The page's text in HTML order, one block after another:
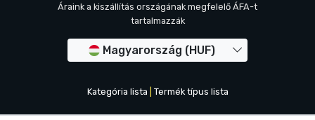
Áraink a kiszállítás országának megfelelő ÁFA-t
tartalmazzák
Magyarország (HUF)
Kategória lista Termék típus lista